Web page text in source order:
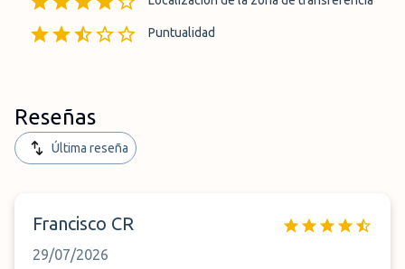
Puntualidad
Reseñas
Última reseña
Francisco CR
29/07/2026